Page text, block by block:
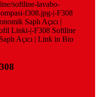
softline-lavabo-
f308.jpg-|-F308
Saplı Açıcı |
Linki-|-F308 Softline
Açıcı | Link in Bio